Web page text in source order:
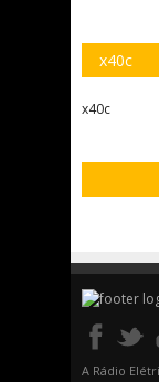
x40c
x40c
A Rádio